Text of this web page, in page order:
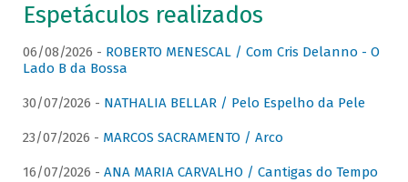
Espetáculos realizados
06/08/2026 - ROBERTO MENESCAL / Com Cris Delanno - O
Lado B da Bossa
30/07/2026 - NATHALIA BELLAR / Pelo Espelho da Pele
23/07/2026 - MARCOS SACRAMENTO / Arco
16/07/2026 - ANA MARIA CARVALHO / Cantigas do Tempo